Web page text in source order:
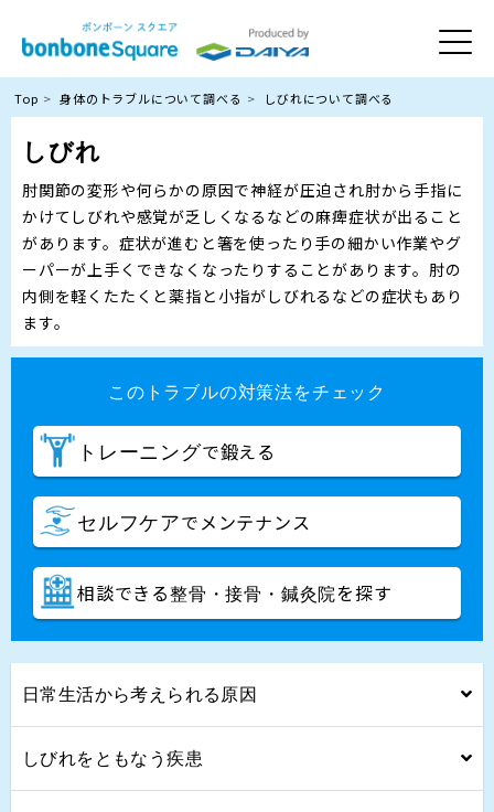
Top 身体のトラブルについて調べる しびれについて調べる
しびれ
肘関節の変形や何らかの原因で神経が圧迫され肘から手指に
かけてしびれや感覚が乏しくなるなどの麻痺症状が出ること
があります。症状が進むと箸を使ったり手の細かい作業やグ
ーパーが上手くできなくなったりすることがあります。肘の
内側を軽くたたくと薬指と小指がしびれるなどの症状もあり
ます。
このトラブルの対策法をチェック
トレーニングで鍛える
セルフケアでメンテナンス
相談できる整骨・接骨・鍼灸院を探す
日常生活から考えられる原因
しびれをともなう疾患